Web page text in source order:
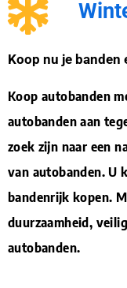
Koop nu je banden
Koop autobanden
autobanden aan
zoek zijn naar een
van autobanden. U
bandenrijk kopen.
duurzaamheid,
autobanden.